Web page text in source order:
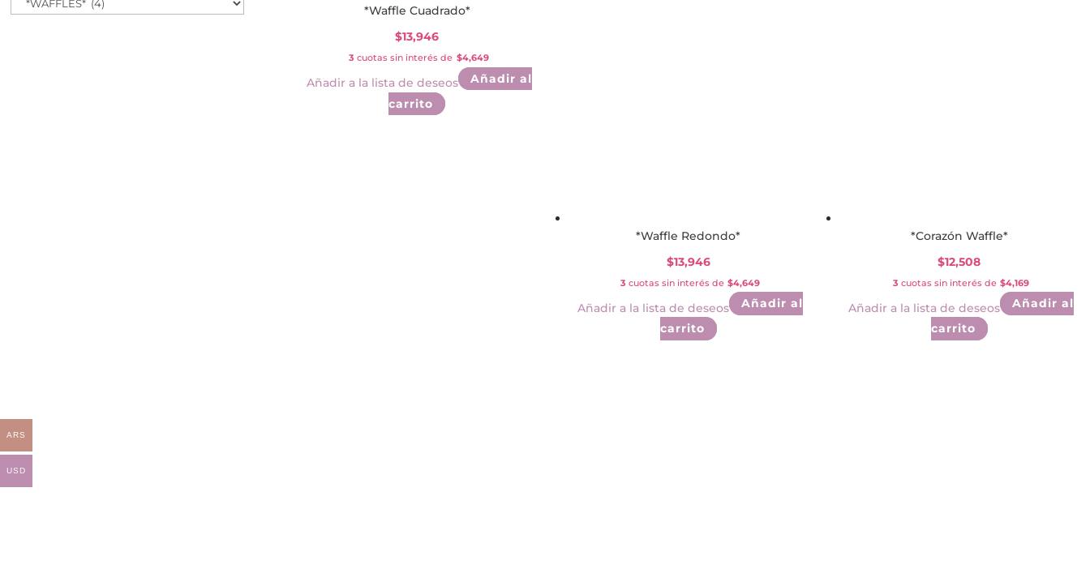
últimos
*Waffle Cuadrado*
$13,946
3 cuotas sin interés de $4,649
Añadir a la lista de deseos
Añadir al
carrito
*Waffle Redondo*
$13,946
3 cuotas sin interés de $4,649
Añadir a la lista de deseos
Añadir al
carrito
*Corazón Waffle*
$12,508
3 cuotas sin interés de $4,169
Añadir a la lista de deseos
Añadir al
carrito
ARS
USD